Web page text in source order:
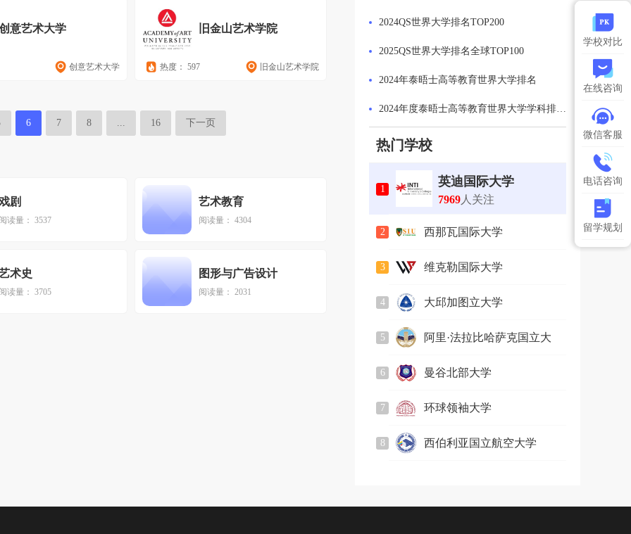
意艺术大学
创意艺术大学
旧金山艺术学院
热度： 597 旧金山艺术学院
6 7 8 ... 16 下一页
剧
读量： 3537
艺术教育
阅读量： 4304
术史
读量： 3705
图形与广告设计
阅读量： 2031
2024QS世界大学排名TOP200
2025QS世界大学排名全球TOP100
2024年泰晤士高等教育世界大学排名
2024年度泰晤士高等教育世界大学学科排名：计算机科学学科排名 Top 50
2024年US News全美最佳大学排名
2023软科世界一流学科排名发布
2024QS可持续发展排名发布
热门学校
1 英迪国际大学
7969 人关注
2
西那瓦国际大学
3
维克勒国际大学
4
大邱加图立大学
5
阿里·法拉比哈萨克国立大
6
曼谷北部大学
7
环球领袖大学
8
西伯利亚国立航空大学
学校对比
在线咨询
微信客服
电话咨询
留学规划